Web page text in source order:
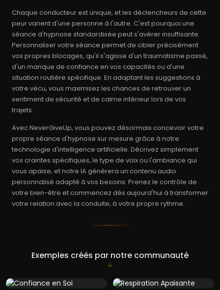
Chaque conducteur est unique, et les déclencheurs de cette
peur varient d'une personne à l'autre. C'est pourquoi une
séance d'hypnose standardisée peut s'avérer insuffisante.
Personnaliser votre séance permet de cibler précisément
vos propres blocages, qu'il s'agisse d'un traumatisme passé,
d'un manque de confiance en vos capacités ou d'une
situation routière spécifique. En adaptant les suggestions à
votre vécu, vous maximisez les chances de retrouver un
sentiment de sécurité et de calme intérieur lors de vos
trajets.
Avec NeverGiveUp, vous pouvez désormais concevoir votre
propre séance d'hypnose sur mesure grâce à notre
technologie d'intelligence artificielle. Décrivez simplement
vos craintes spécifiques, le type de voix ou l'ambiance qui
vous apaise, et notre IA générera un contenu audio
personnalisé adapté à vos besoins. Prenez le contrôle de
votre bien-être et commencez dès aujourd'hui à transformer
votre relation avec la conduite, à votre propre rythme.
Exemples créés par notre communauté